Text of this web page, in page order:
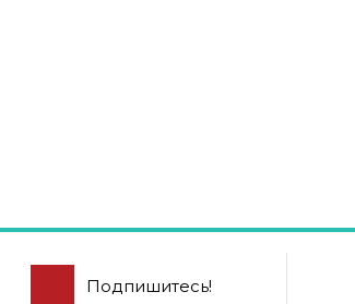
Подпишитесь!